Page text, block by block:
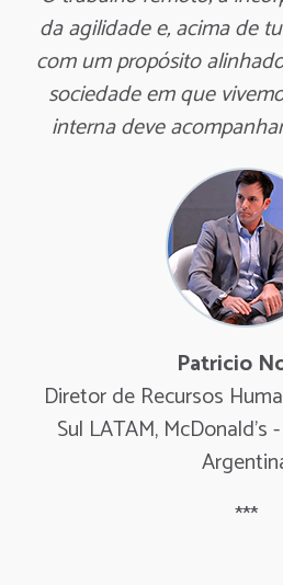
da agilidade e, acima de
com um propósito
sociedade em que
interna deve
Patricio
Diretor de Recursos
Sul LATAM, McDonald's
***